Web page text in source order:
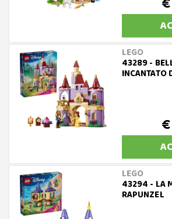
LEGO
43289 -
INCANTATO
LEGO
43294 - LA
RAPUNZEL